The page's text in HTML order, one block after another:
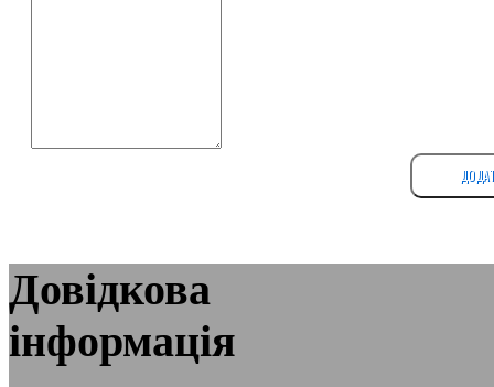
Довідкова
інформація